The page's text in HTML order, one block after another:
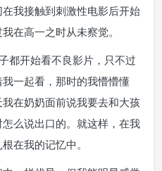
我接触到刺激性电影后开始
在高一之时从未察觉。
都开始看不良影片，只不过
一起看，那时的我懵懵懂
在奶奶面前说我要去和大孩
么说出口的。就这样，在我
在我的记忆中。